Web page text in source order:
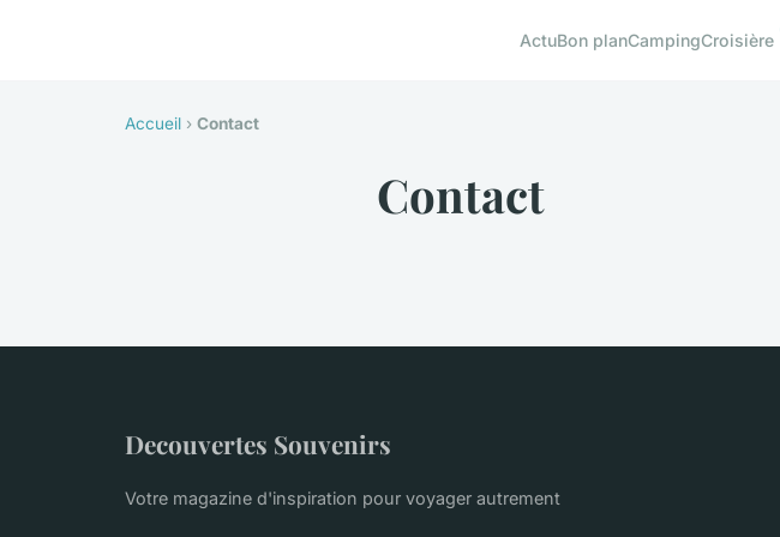
ActuBon planCampingCroisière
Accueil › Contact
Contact
Decouvertes Souvenirs
Votre magazine d'inspiration pour voyager autrement